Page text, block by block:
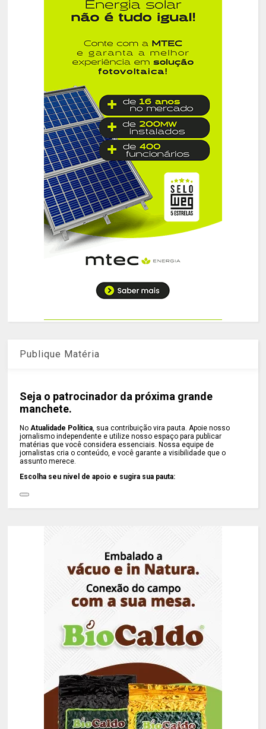
Publique Matéria
Seja o patrocinador da próxima grande
manchete.
NoAtualidade Política, sua contribuição vira pauta. Apoie nosso
jornalismo independente e utilize nosso espaço para publicar
matérias que você considera essenciais. Nossa equipe de
jornalistas cria o conteúdo, e você garante a visibilidade que o
assunto merece.
Escolha seu nível de apoio e sugira sua pauta: